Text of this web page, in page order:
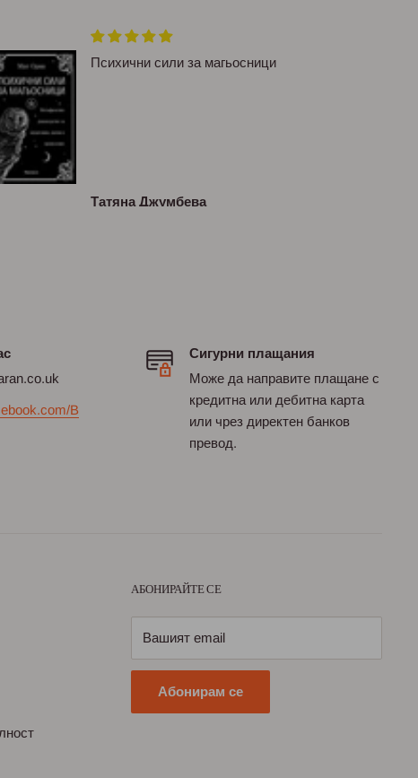
Психични сили за магьосници
Татяна Джумбева
B
Сигурни плащания
Може да направите плащане с
кредитна или дебитна карта
или чрез директен банков
превод.
АБОНИРАЙТЕ СЕ
Вашият email
Абонирам се